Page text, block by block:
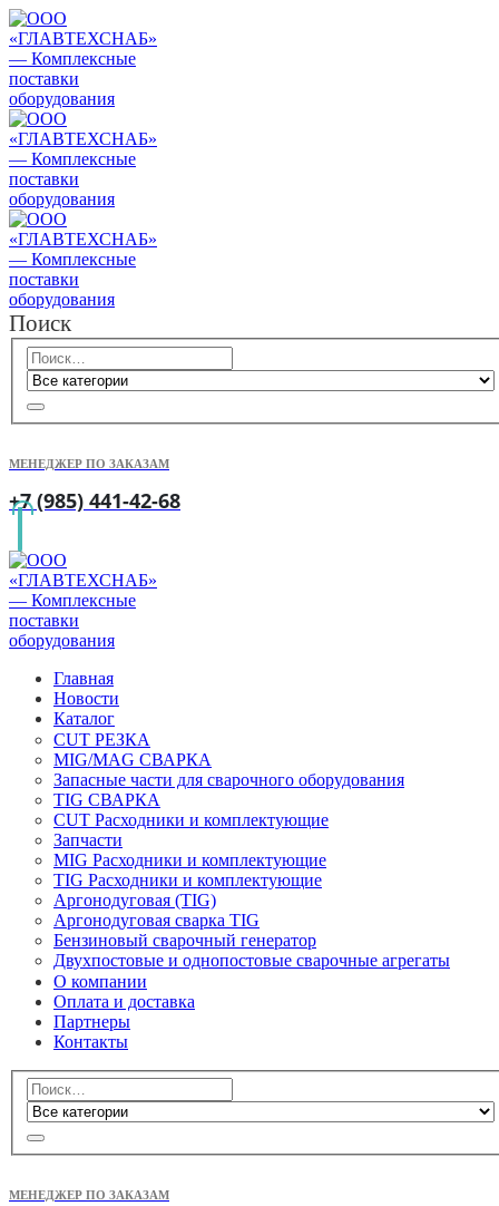
Поиск
МЕНЕДЖЕР ПО ЗАКАЗАМ
+7 (985) 441-42-68
Главная
Новости
Каталог
CUT РЕЗКА
MIG/MAG СВАРКА
Запасные части для сварочного оборудования
TIG СВАРКА
CUT Расходники и комплектующие
Запчасти
MIG Расходники и комплектующие
TIG Расходники и комплектующие
Аргонодуговая (TIG)
Аргонодуговая сварка TIG
Бензиновый сварочный генератор
Двухпостовые и однопостовые сварочные агрегаты
О компании
Оплата и доставка
Партнеры
Контакты
МЕНЕДЖЕР ПО ЗАКАЗАМ